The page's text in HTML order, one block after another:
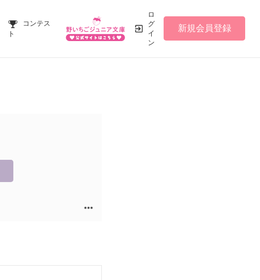
コンテス
ト
ロ
グ
イ
ン
新規会員登録